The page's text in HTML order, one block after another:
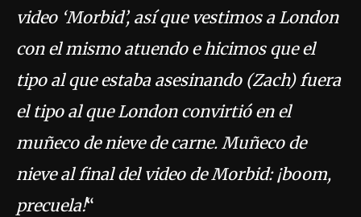
video ‘Morbid’, así que vestimos a London
con el mismo atuendo e hicimos que el
tipo al que estaba asesinando (Zach) fuera
el tipo al que London convirtió en el
muñeco de nieve de carne. Muñeco de
nieve al final del video de Morbid: ¡boom,
precuela!“